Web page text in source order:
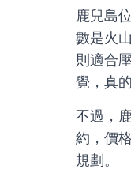
鹿兒島
數是火
則適合
覺，真
不過，
約，價
規劃。